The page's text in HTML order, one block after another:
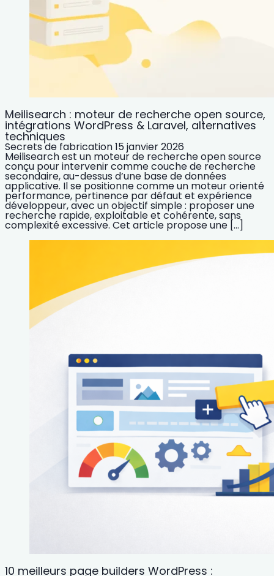
Meilisearch : moteur de recherche open source,
intégrations WordPress & Laravel, alternatives
techniques
Secrets de fabrication15 janvier 2026
Meilisearch est un moteur de recherche open source
conçu pour intervenir comme couche de recherche
secondaire, au-dessus d’une base de données
applicative. Il se positionne comme un moteur orienté
performance, pertinence par défaut et expérience
développeur, avec un objectif simple : proposer une
recherche rapide, exploitable et cohérente, sans
complexité excessive. Cet article propose une […]
10 meilleurs page builders WordPress :